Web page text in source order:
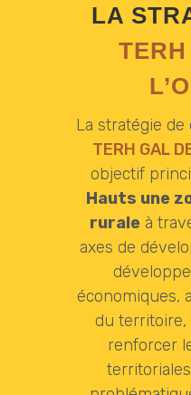
LA
La stratégie
TERH GAL
objectif
Hauts une
rurale à
axes de
économiques,
du territoire,
renforcer